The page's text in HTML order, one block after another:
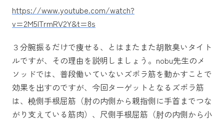
https://www.youtube.com/watch?
v=2M5lTrmRV2Y&t=8s
３分腕振るだけで痩せる、とはまたまた胡散臭いタイト
ルですが、その理由を説明しましょう。nobu先生のメ
ソッドでは、普段働いていないズボラ筋を動かすことで
効果を出すのですが、今回ターゲットとなるズボラ筋
は、橈側手根屈筋（肘の内側から親指側に手首までつな
がり支えている筋肉）、尺側手根屈筋（肘の内側から小